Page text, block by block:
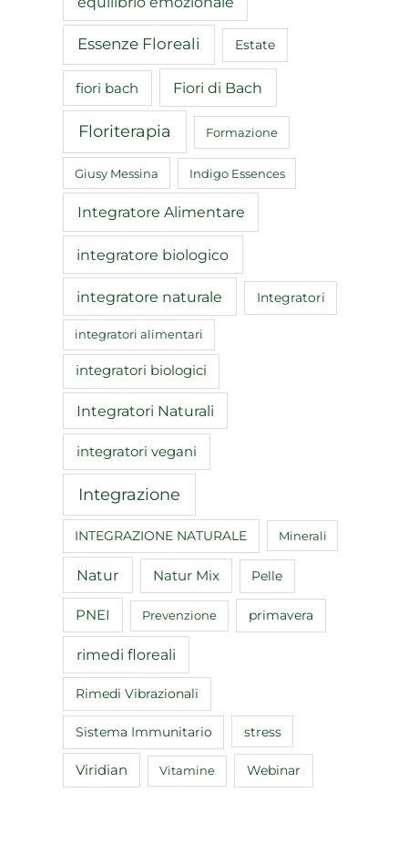
Essenze Floreali Estate
fiori bach Fiori di Bach
Floriterapia Formazione
Giusy Messina Indigo Essences
Integratore Alimentare
integratore biologico
integratore naturale Integratori
integratori alimentari
integratori biologici
Integratori Naturali
integratori vegani
Integrazione
INTEGRAZIONE NATURALE Minerali
Natur Natur Mix Pelle
PNEI Prevenzione primavera
rimedi floreali
Rimedi Vibrazionali
Sistema Immunitario stress
Viridian Vitamine Webinar